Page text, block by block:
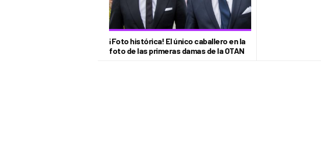
¡Foto histórica! El único caballero en la
foto de las primeras damas de la OTAN